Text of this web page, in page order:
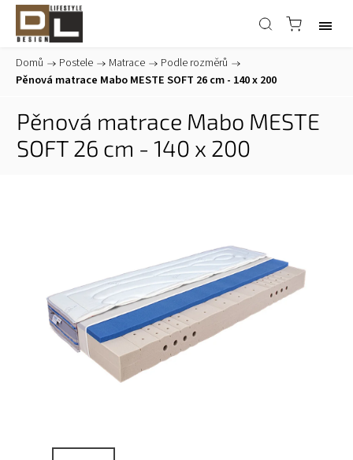
Domů / Postele / Matrace / Podle rozměrů /
Pěnová matrace Mabo MESTE SOFT 26 cm - 140 x 200
Pěnová matrace Mabo MESTE
SOFT 26 cm - 140 x 200